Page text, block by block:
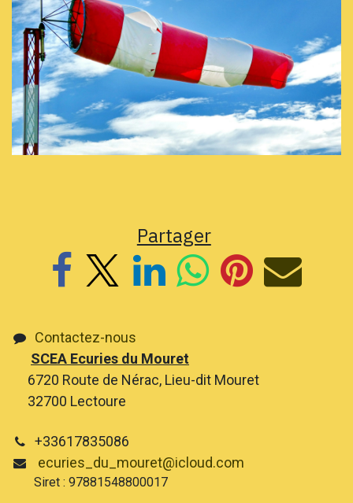
Partager
Contactez-nous
SCEA Ecuries du Mouret
6720 Route de Nérac, Lieu-dit Mouret
32700 Lectoure
+33617835086
ecuries_du_mouret@icloud.com
Siret : 97881548800017